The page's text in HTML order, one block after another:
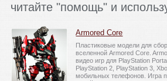
читайте "помощь" и
Armored Core
Пластиковые модели для
вселенной Armored Core.
видео игр для PlayStation
PlayStation 2, PlayStation 3,
мобильных телефонов. Игра